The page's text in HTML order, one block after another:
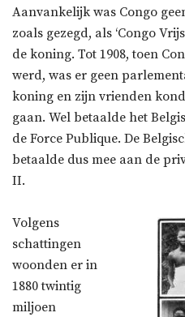
Aanvankelijk was Congo
zoals gezegd, als ‘Congo
de koning. Tot 1908, toen
werd, was er geen
koning en zijn vrienden
gaan. Wel betaalde het
de Force Publique. De
betaalde dus mee aan de
II.
Volgens
schattingen
woonden er in
1880 twintig
miljoen